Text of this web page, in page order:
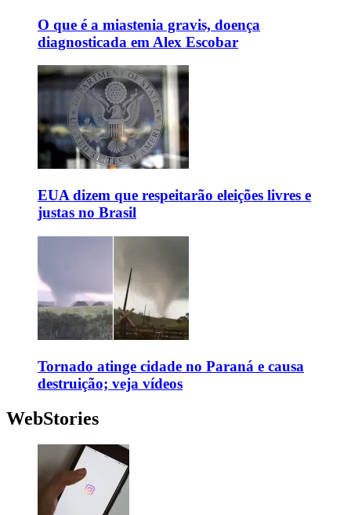
O que é a miastenia gravis, doença
diagnosticada em Alex Escobar
EUA dizem que respeitarão eleições livres e
justas no Brasil
Tornado atinge cidade no Paraná e causa
destruição; veja vídeos
WebStories